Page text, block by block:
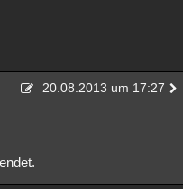
20.08.2013 um 17:27